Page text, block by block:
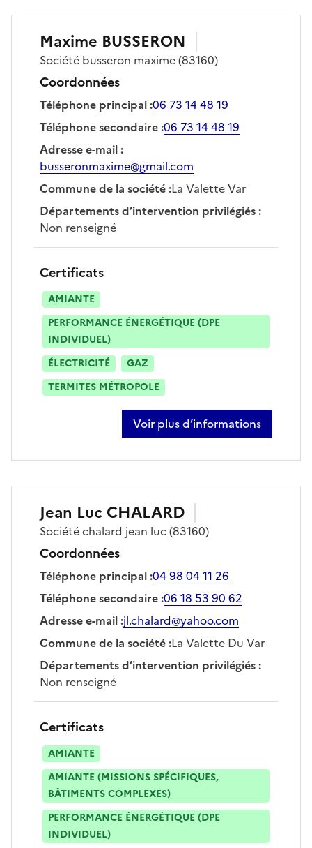
Maxime BUSSERON
Société busseron maxime(83160)
Coordonnées
Téléphone principal:06 73 14 48 19
Téléphone secondaire:06 73 14 48 19
Adresse e-mail:
busseronmaxime@gmail.com
Commune de la société:La Valette Var
Départements d’intervention privilégiés:
Non renseigné
Certificats
AMIANTE
PERFORMANCE ÉNERGÉTIQUE (DPE
INDIVIDUEL)
ÉLECTRICITÉ
GAZ
TERMITES MÉTROPOLE
Voir plus d’informations
sur maxime busseron
Jean Luc CHALARD
Sociétéchalard jean luc(83160)
Coordonnées
Téléphone principal:04 98 04 11 26
Téléphone secondaire:06 18 53 90 62
Adresse e-mail:jl.chalard@yahoo.com
Commune de la société:La Valette Du Var
Départements d’intervention privilégiés:
Non renseigné
Certificats
AMIANTE
AMIANTE (MISSIONS SPÉCIFIQUES,
BÂTIMENTS COMPLEXES)
PERFORMANCE ÉNERGÉTIQUE (DPE
INDIVIDUEL)